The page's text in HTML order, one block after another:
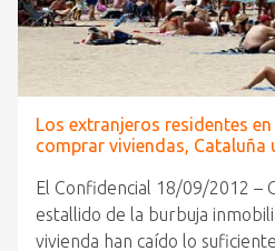
Los extranjeros residentes en
comprar viviendas, Cataluña
El Confidencial 18/09/2012 –
estallido de la burbuja
vivienda han caído lo